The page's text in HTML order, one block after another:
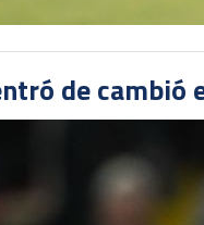
de cambió